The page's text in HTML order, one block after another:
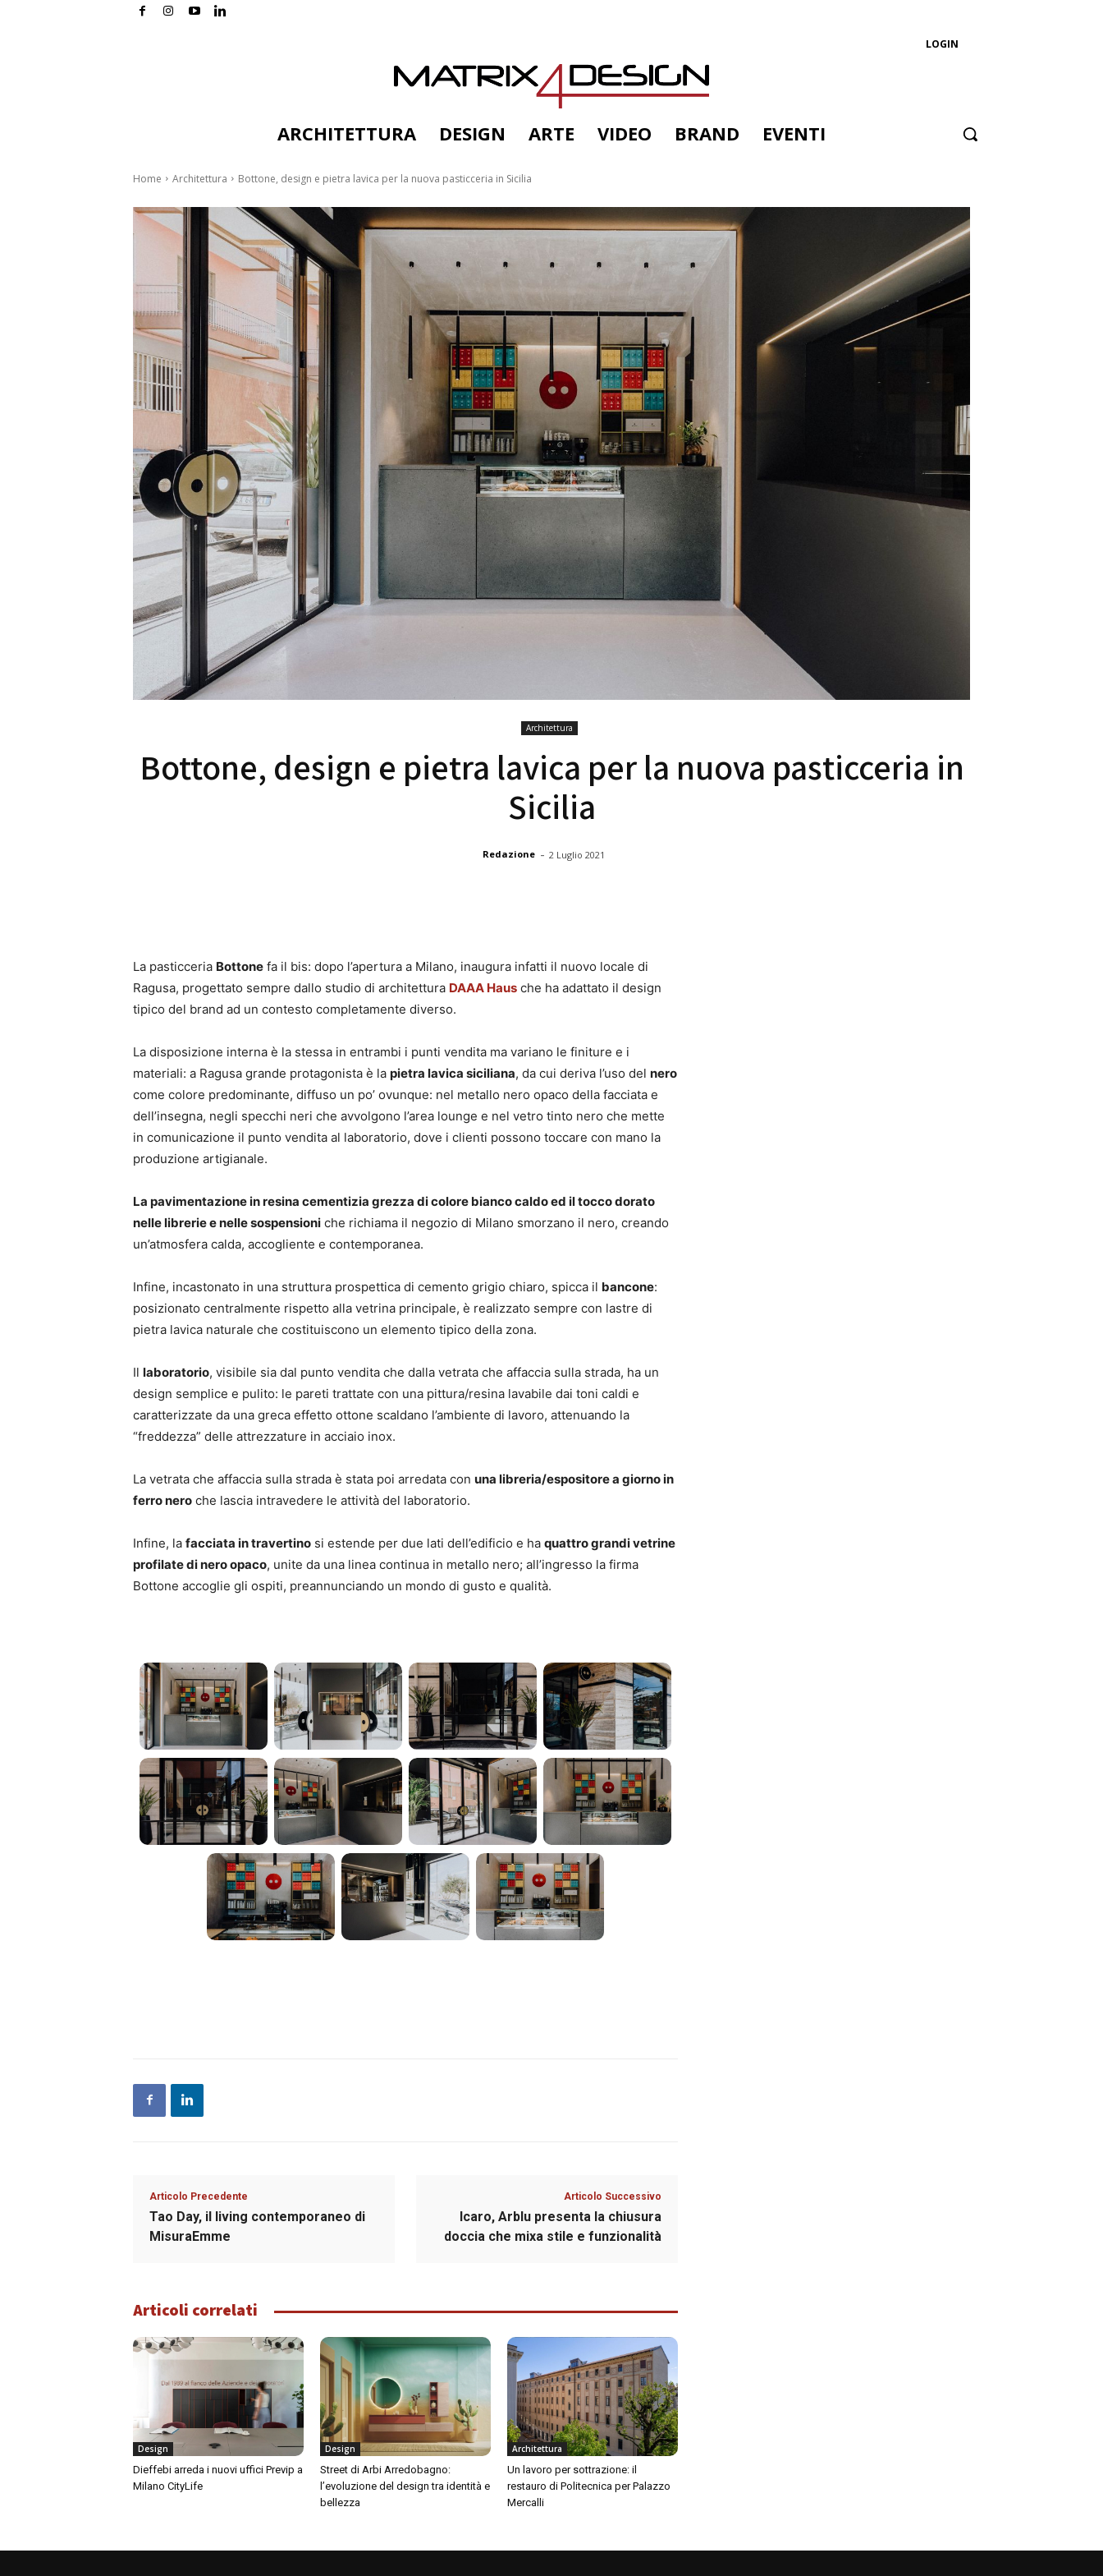
LOGIN
ARCHITETTURA DESIGN ARTE VIDEO BRAND EVENTI
Home Architettura Bottone, design e pietra lavica per la nuova pasticceria in Sicilia
Architettura
Bottone, design e pietra lavica per la nuova pasticceria in
Sicilia
Redazione - 2 Luglio 2021
La pasticceria Bottone fa il bis: dopo l’apertura a Milano, inaugura infatti il nuovo locale di
Ragusa, progettato sempre dallo studio di architettura DAAA Haus che ha adattato il design
tipico del brand ad un contesto completamente diverso.
La disposizione interna è la stessa in entrambi i punti vendita ma variano le finiture e i
materiali: a Ragusa grande protagonista è la pietra lavica siciliana, da cui deriva l’uso del nero
come colore predominante, diffuso un po’ ovunque: nel metallo nero opaco della facciata e
dell’insegna, negli specchi neri che avvolgono l’area lounge e nel vetro tinto nero che mette
in comunicazione il punto vendita al laboratorio, dove i clienti possono toccare con mano la
produzione artigianale.
La pavimentazione in resina cementizia grezza di colore bianco caldo ed il tocco dorato
nelle librerie e nelle sospensioni che richiama il negozio di Milano smorzano il nero, creando
un’atmosfera calda, accogliente e contemporanea.
Infine, incastonato in una struttura prospettica di cemento grigio chiaro, spicca il bancone:
posizionato centralmente rispetto alla vetrina principale, è realizzato sempre con lastre di
pietra lavica naturale che costituiscono un elemento tipico della zona.
Il laboratorio, visibile sia dal punto vendita che dalla vetrata che affaccia sulla strada, ha un
design semplice e pulito: le pareti trattate con una pittura/resina lavabile dai toni caldi e
caratterizzate da una greca effetto ottone scaldano l’ambiente di lavoro, attenuando la
“freddezza” delle attrezzature in acciaio inox.
La vetrata che affaccia sulla strada è stata poi arredata con una libreria/espositore a giorno in
ferro nero che lascia intravedere le attività del laboratorio.
Infine, la facciata in travertino si estende per due lati dell’edificio e ha quattro grandi vetrine
profilate di nero opaco, unite da una linea continua in metallo nero; all’ingresso la firma
Bottone accoglie gli ospiti, preannunciando un mondo di gusto e qualità.
Articolo Precedente
Tao Day, il living contemporaneo di
MisuraEmme
Articolo Successivo
Icaro, Arblu presenta la chiusura
doccia che mixa stile e funzionalità
Articoli correlati
Design
Dieffebi arreda i nuovi uffici Previp a
Milano CityLife
Design
Street di Arbi Arredobagno:
l’evoluzione del design tra identità e
bellezza
Architettura
Un lavoro per sottrazione: il
restauro di Politecnica per Palazzo
Mercalli